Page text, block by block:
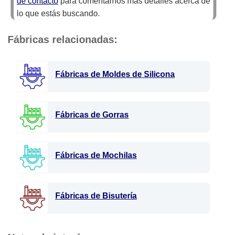
lo que estás buscando.
Fábricas relacionadas:
Fábricas de Moldes de Silicona
Fábricas de Gorras
Fábricas de Mochilas
Fábricas de Bisutería